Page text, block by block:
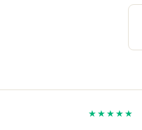
★★★★★